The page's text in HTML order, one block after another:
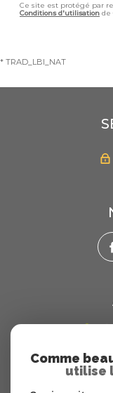
Ce site est protégé par
Conditions d'utilisation de
* TRAD_LBI_NAT
Comme
utilise